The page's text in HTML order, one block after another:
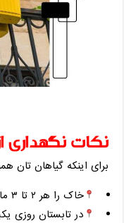
نکات نگهداری
برای اینکه گیاهان‌ تان
خاک را هر ۲ تا ۳ ماه یک ‌بار تعویض کنید.
در تابستان روزی